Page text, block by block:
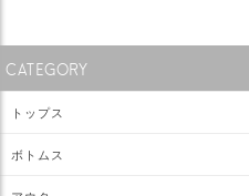
CATEGORY
トップス
ボトムス